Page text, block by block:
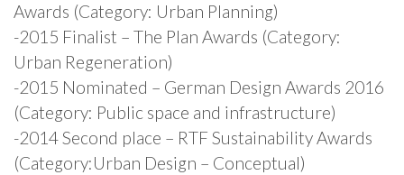
Awards (Category: Urban Planning)
-2015 Finalist – The Plan Awards (Category:
Urban Regeneration)
-2015 Nominated – German Design Awards 2016
(Category: Public space and infrastructure)
-2014 Second place – RTF Sustainability Awards
(Category:Urban Design – Conceptual)